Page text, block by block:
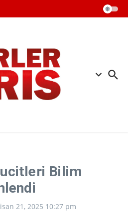
Bilim
21, 2025 10:27 pm